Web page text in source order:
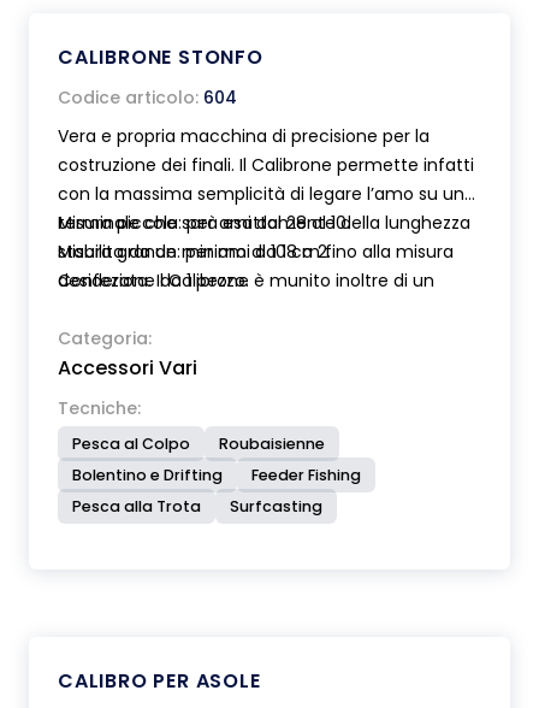
CALIBRONE STONFO
Codice articolo: 604
Vera e propria macchina di precisione per la
costruzione dei finali. Il Calibrone permette infatti
con la massima semplicità di legare l’amo su un
terminale che sarà esattamente della lunghezza
stabilita da un minimo di 10 cm fino alla misura
desiderata. Il Calibrone è munito inoltre di un
voluta. Disponibile in due versioni per ami piccoli e
grandi e su richiesta modello con scala in pollici.
Fornito completo di dispositivo fermabobina per
un perfetto tensionamento del filo, asta di
prolunga, penna calamitata per ami e istruzioni
per l’uso.
Misura piccola: per ami dal 28 al 10.
Misura grande: per ami da 18 a 2.
Confezione da 1 pezzo.
Categoria:
Accessori Vari
Tecniche:
Pesca al Colpo
Roubaisienne
Bolentino e Drifting
Feeder Fishing
Pesca alla Trota
Surfcasting
CALIBRO PER ASOLE